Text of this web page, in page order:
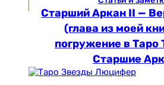
Старший Аркан II —
(глава из моей
погружение в Таро
Старшие